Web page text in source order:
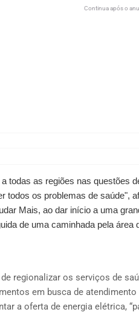
Continua após o
todas as regiões nas questões
todos os problemas de saúde",
Mais, ao dar início a uma
de uma caminhada pela área
regionalizar os serviços de
em busca de
a oferta de energia elétrica,